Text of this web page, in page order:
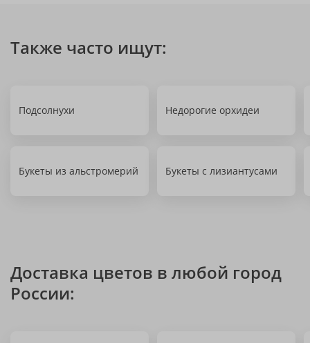
Также часто ищут:
Подсолнухи Недорогие орхидеи
Букеты из альстромерий Букеты с лизиантусами
Доставка цветов в любой город
России: